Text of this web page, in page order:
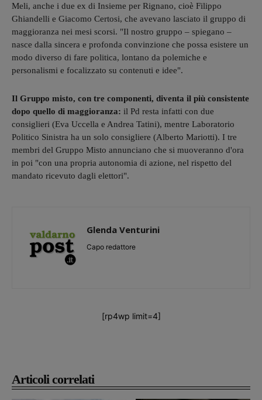
Articoli correlati
Meli, anche i due ex di Insieme per Rignano, cioè Filippo
Ghiandelli e Giacomo Certosi, che avevano lasciato il gruppo di
maggioranza nei mesi scorsi. "Il nostro gruppo – spiegano –
nasce dalla sincera e profonda convinzione che possa esistere un
modo diverso di fare politica, lontano da polemiche e
personalismi e focalizzato su contenuti e idee".
Il Gruppo misto, con tre componenti, diventa il più consistente
dopo quello di maggioranza: il Pd resta infatti con due
consiglieri (Eva Uccella e Andrea Tatini), mentre Laboratorio
Politico Sinistra ha un solo consigliere (Alberto Mariotti). I tre
membri del Gruppo Misto annunciano che si muoveranno d'ora
in poi "con una propria autonomia di azione, nel rispetto del
mandato ricevuto dagli elettori".
Glenda Venturini
Capo redattore
[rp4wp limit=4]